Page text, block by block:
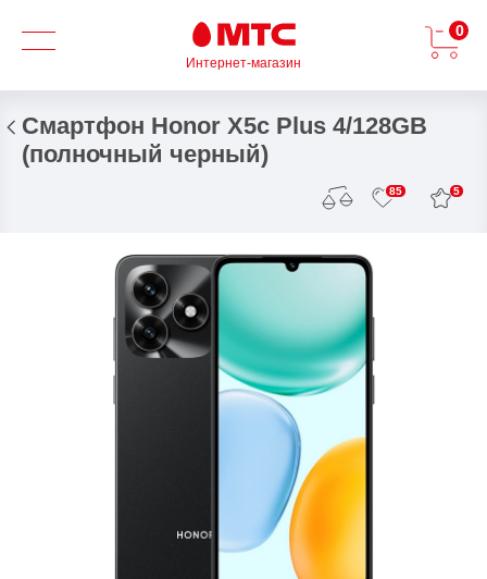
Интернет-магазин
0
Смартфон Honor X5с Plus 4/128GB
(полночный черный)
85 5